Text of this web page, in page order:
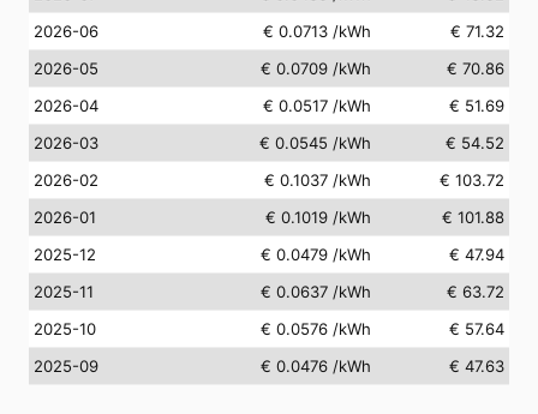
2026-06
€ 0.0713 /kWh
€ 71.32
2026-05
€ 0.0709 /kWh
€ 70.86
2026-04
€ 0.0517 /kWh
€ 51.69
2026-03
€ 0.0545 /kWh
€ 54.52
2026-02
€ 0.1037 /kWh
€ 103.72
2026-01
€ 0.1019 /kWh
€ 101.88
2025-12
€ 0.0479 /kWh
€ 47.94
2025-11
€ 0.0637 /kWh
€ 63.72
2025-10
€ 0.0576 /kWh
€ 57.64
2025-09
€ 0.0476 /kWh € 47.63